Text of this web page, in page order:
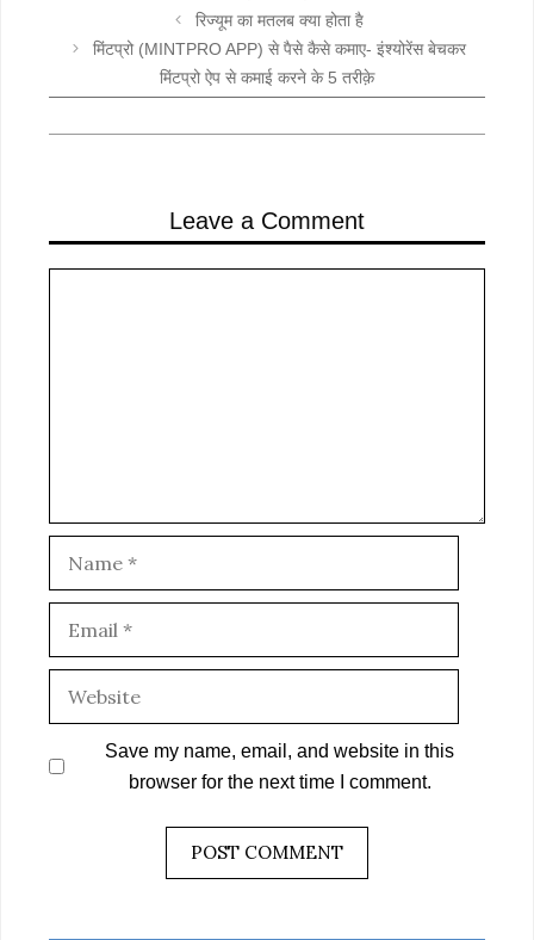
रिज्यूम का मतलब क्या होता है
मिंटप्रो (MINTPRO APP) से पैसे कैसे कमाए- इंश्योरेंस बेचकर
मिंटप्रो ऐप से कमाई करने के 5 तरीक़े
Leave a Comment
Save my name, email, and website in this
browser for the next time I comment.